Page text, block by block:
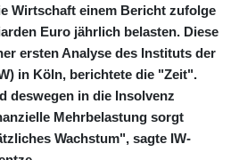
Wirtschaft einem Bericht zufolge
Euro jährlich belasten. Diese
ersten Analyse des Instituts der
in Köln, berichtete die "Zeit".
deswegen in die Insolvenz
Mehrbelastung sorgt
Wachstum", sagte IW-